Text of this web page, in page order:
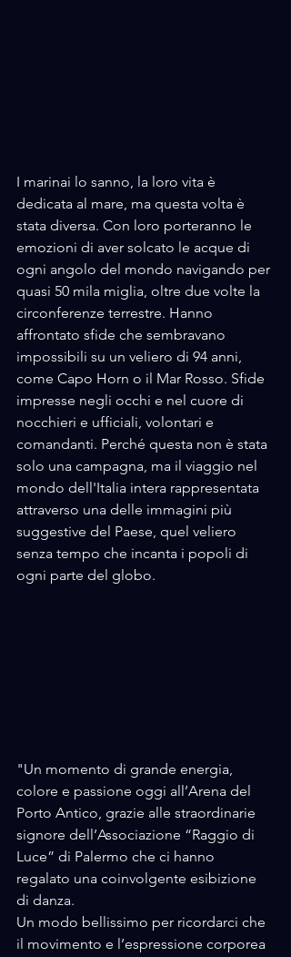
I marinai lo sanno, la loro vita è
dedicata al mare, ma questa volta è
stata diversa. Con loro porteranno le
emozioni di aver solcato le acque di
ogni angolo del mondo navigando per
quasi 50 mila miglia, oltre due volte la
circonferenze terrestre. Hanno
affrontato sfide che sembravano
impossibili su un veliero di 94 anni,
come Capo Horn o il Mar Rosso. Sfide
impresse negli occhi e nel cuore di
nocchieri e ufficiali, volontari e
comandanti. Perché questa non è stata
solo una campagna, ma il viaggio nel
mondo dell'Italia intera rappresentata
attraverso una delle immagini più
suggestive del Paese, quel veliero
senza tempo che incanta i popoli di
ogni parte del globo.
"Un momento di grande energia,
colore e passione oggi all’Arena del
Porto Antico, grazie alle straordinarie
signore dell’Associazione “Raggio di
Luce” di Palermo che ci hanno
regalato una coinvolgente esibizione
di danza.
Un modo bellissimo per ricordarci che
il movimento e l’espressione corporea